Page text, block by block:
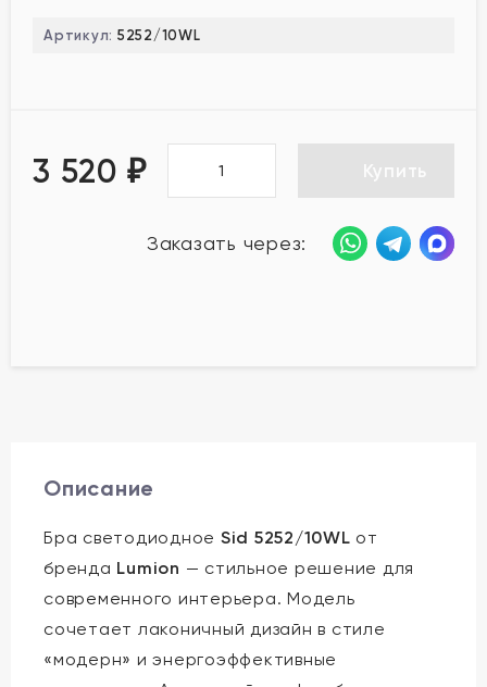
Артикул: 5252/10WL
3 520 ₽ Купить
Заказать через:
Описание
Бра светодиодное Sid 5252/10WL от
бренда Lumion — стильное решение для
современного интерьера. Модель
сочетает лаконичный дизайн в стиле
«модерн» и энергоэффективные